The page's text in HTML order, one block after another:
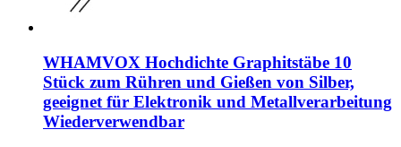
WHAMVOX Hochdichte Graphitstäbe 10
Stück zum Rühren und Gießen von Silber,
geeignet für Elektronik und Metallverarbeitung
Wiederverwendbar